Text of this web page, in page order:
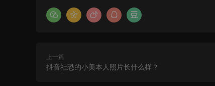
上一篇
抖音社恐的小美本人照片长什么样？